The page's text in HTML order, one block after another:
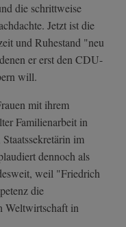
die schrittweise
Jetzt ist die
und Ruhestand "neu
er erst den CDU-
will.
mit ihrem
Familienarbeit in
im
dennoch als
weil "Friedrich
die
Weltwirtschaft in